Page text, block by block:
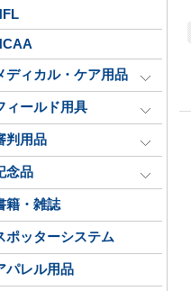
ディカル・ケア用品
ィールド用具
判用品
念品
籍・雑誌
ポッターシステム
パレル用品